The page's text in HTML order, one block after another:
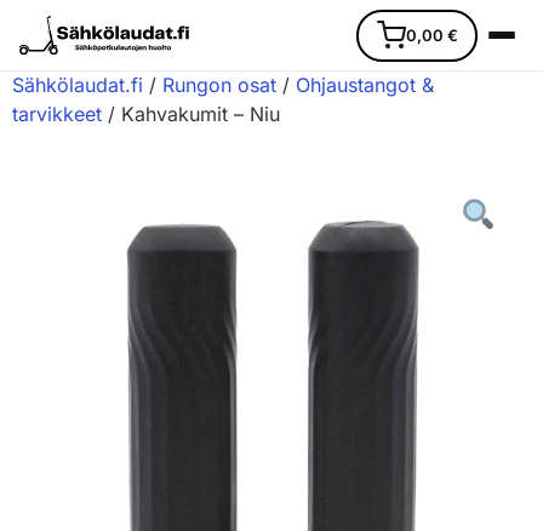
0,00 €
Huoltopalvelu
Sähkölaudat.fi / Rungon osat / Ohjaustangot &
tarvikkeet / Kahvakumit – Niu